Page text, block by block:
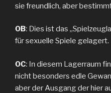
sie freundlich, aber
0B: Dies ist das
für sexuelle Spiele gelagert.
0C: In diesem Lagerraum
nicht besonders edle
aber der Ausgang der hier